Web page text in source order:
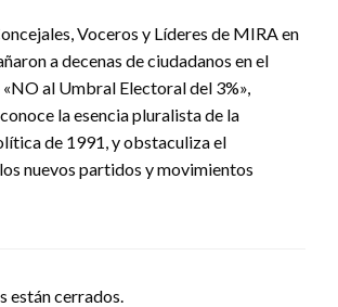
Voceros y Líderes de MIRA en
a decenas de ciudadanos en el
al Umbral Electoral del 3%»,
la esencia pluralista de la
de 1991, y obstaculiza el
nuevos partidos y movimientos
están cerrados.